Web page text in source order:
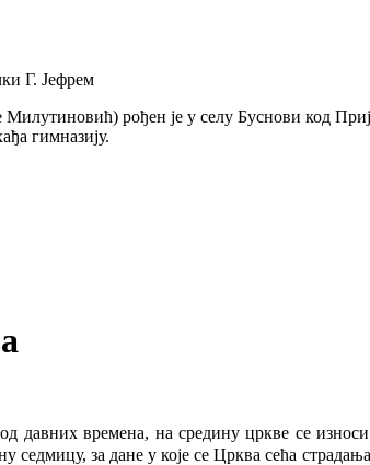
Г. Јефрем
рођен је у селу Буснови код
гимназију.
давних времена, на средину цркве се
седмицу, за дане у које се Црква сећа